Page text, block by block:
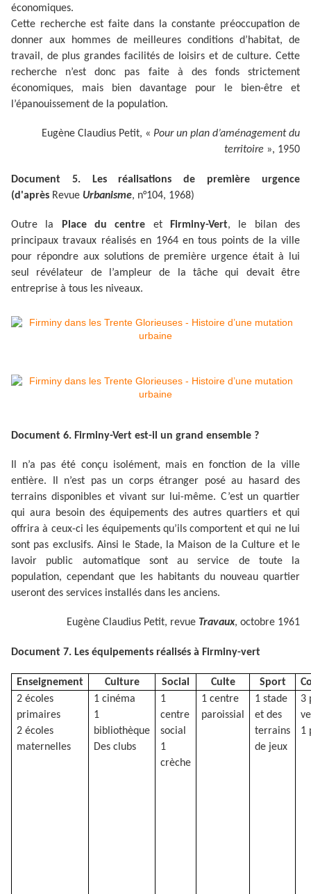
économiques.
Cette recherche est faite dans la constante préoccupation de
donner aux hommes de meilleures conditions d’habitat, de
travail, de plus grandes facilités de loisirs et de culture. Cette
recherche n’est donc pas faite à des fonds strictement
économiques, mais bien davantage pour le bien-être et
l’épanouissement de la population.
Eugène Claudius Petit, « Pour un plan d’aménagement du
territoire », 1950
Document 5. Les réalisations de première urgence
(d'après Revue Urbanisme, n°104, 1968)
Outre la Place du centre et Firminy-Vert, le bilan des
principaux travaux réalisés en 1964 en tous points de la ville
pour répondre aux solutions de première urgence était à lui
seul révélateur de l’ampleur de la tâche qui devait être
entreprise à tous les niveaux.
Document 6. Firminy-Vert est-il un grand ensemble ?
Il n’a pas été conçu isolément, mais en fonction de la ville
entière. Il n’est pas un corps étranger posé au hasard des
terrains disponibles et vivant sur lui-même. C’est un quartier
qui aura besoin des équipements des autres quartiers et qui
offrira à ceux-ci les équipements qu’ils comportent et qui ne lui
sont pas exclusifs. Ainsi le Stade, la Maison de la Culture et le
lavoir public automatique sont au service de toute la
population, cependant que les habitants du nouveau quartier
useront des services installés dans les anciens.
Eugène Claudius Petit, revue Travaux, octobre 1961
Document 7. Les équipements réalisés à Firminy-vert
Enseignement Culture Social Culte Sport
2 écoles
primaires
2 écoles
maternelles
1 cinéma
1
bibliothèque
Des clubs
1
centre
social
1
crèche
1 centre
paroissial
1 stade
et des
terrains
de jeux
3
1